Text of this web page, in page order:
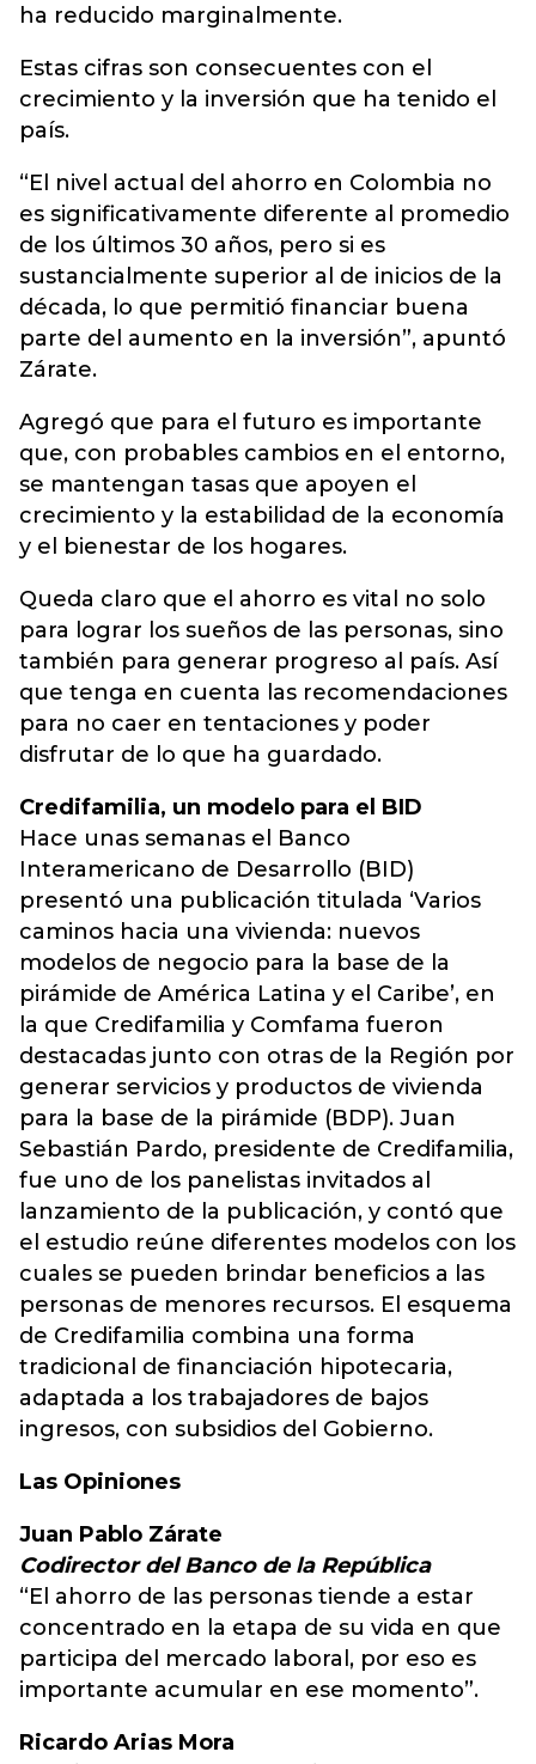
ha reducido marginalmente.
Estas cifras son consecuentes con el
crecimiento y la inversión que ha tenido el
país.
“El nivel actual del ahorro en Colombia no
es significativamente diferente al promedio
de los últimos 30 años, pero si es
sustancialmente superior al de inicios de la
década, lo que permitió financiar buena
parte del aumento en la inversión”, apuntó
Zárate.
Agregó que para el futuro es importante
que, con probables cambios en el entorno,
se mantengan tasas que apoyen el
crecimiento y la estabilidad de la economía
y el bienestar de los hogares.
Queda claro que el ahorro es vital no solo
para lograr los sueños de las personas, sino
también para generar progreso al país. Así
que tenga en cuenta las recomendaciones
para no caer en tentaciones y poder
disfrutar de lo que ha guardado.
Credifamilia, un modelo para el BID
Hace unas semanas el Banco
Interamericano de Desarrollo (BID)
presentó una publicación titulada ‘Varios
caminos hacia una vivienda: nuevos
modelos de negocio para la base de la
pirámide de América Latina y el Caribe’, en
la que Credifamilia y Comfama fueron
destacadas junto con otras de la Región por
generar servicios y productos de vivienda
para la base de la pirámide (BDP). Juan
Sebastián Pardo, presidente de Credifamilia,
fue uno de los panelistas invitados al
lanzamiento de la publicación, y contó que
el estudio reúne diferentes modelos con los
cuales se pueden brindar beneficios a las
personas de menores recursos. El esquema
de Credifamilia combina una forma
tradicional de financiación hipotecaria,
adaptada a los trabajadores de bajos
ingresos, con subsidios del Gobierno.
Las Opiniones
Juan Pablo Zárate
Codirector del Banco de la República
“El ahorro de las personas tiende a estar
concentrado en la etapa de su vida en que
participa del mercado laboral, por eso es
importante acumular en ese momento”.
Ricardo Arias Mora